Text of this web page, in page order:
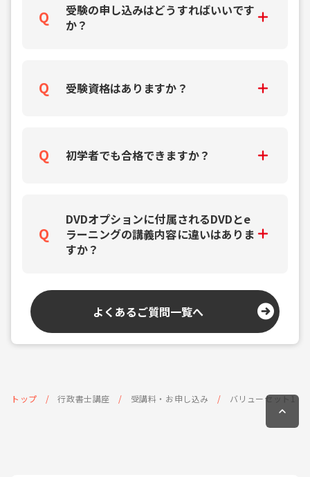
受験の申し込みはどうすればいいです
か？
受験資格はありますか？
初学者でも合格できますか？
DVDオプションに付属されるDVDとe
ラーニングの講義内容に違いはありま
すか？
よくあるご質問一覧へ
トップ 行政書士講座 受講料・お申し込み バリューセット1